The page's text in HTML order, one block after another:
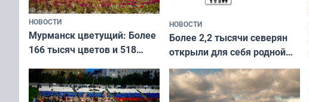
НОВОСТИ
Мурманск цветущий: Более
166 тысяч цветов и 518
НОВОСТИ
Более 2,2 тысячи северян
открыли для себя родной
край в рамках проекта
«Туризм для своих»